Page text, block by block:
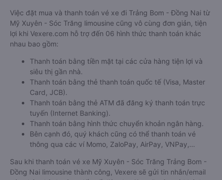
Việc đặt mua và thanh toán vé xe đi Trảng Bom - Đồng Nai từ
Mỹ Xuyên - Sóc Trăng limousine cũng vô cùng đơn giản, tiện
lợi khi Vexere.com hỗ trợ đến 06 hình thức thanh toán khác
nhau bao gồm:
Thanh toán bằng tiền mặt tại các cửa hàng tiện lợi và
siêu thị gần nhà.
Thanh toán bằng thẻ thanh toán quốc tế (Visa, Master
Card, JCB).
Thanh toán bằng thẻ ATM đã đăng ký thanh toán trực
tuyến (Internet Banking).
Thanh toán bằng hình thức chuyển khoản ngân hàng.
Bên cạnh đó, quý khách cũng có thể thanh toán vé
thông qua các ví Momo, ZaloPay, AirPay, VNPay,…
Sau khi thanh toán vé xe Mỹ Xuyên - Sóc Trăng Trảng Bom -
Đồng Nai limousine thành công, Vexere sẽ gửi tin nhắn/email